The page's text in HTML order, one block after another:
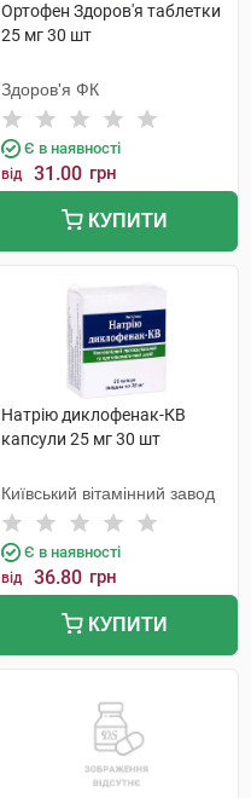
Ортофен Здоров'я таблетки
25 мг 30 шт
Здоров'я ФК
Є в наявності
від 31.00 грн
КУПИТИ
Натрію диклофенак-КВ
капсули 25 мг 30 шт
Київський вітамінний завод
Є в наявності
від 36.80 грн
КУПИТИ